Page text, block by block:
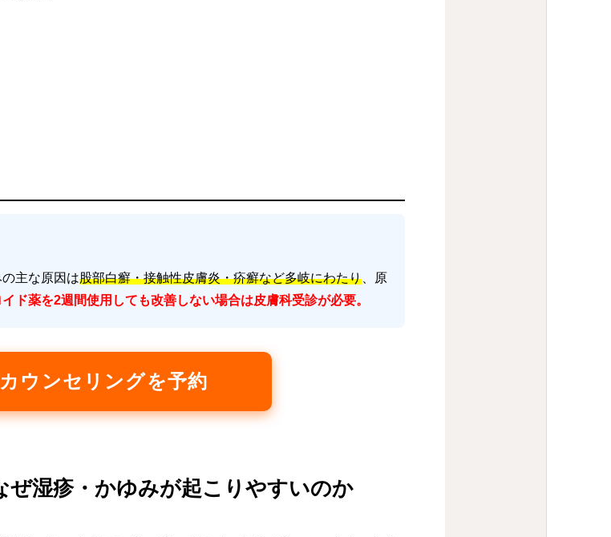
主な原因は股部白癬・接触性皮膚炎・疥癬など多岐にわたり 、原
ド薬を2週間使用しても改善しない場合は皮膚科受診が必要。
ウンセリングを予約
ぜ湿疹・かゆみが起こりやすいのか